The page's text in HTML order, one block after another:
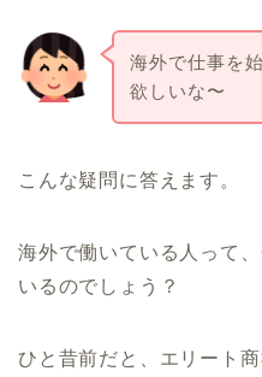
海外で仕事を
欲しいな〜
こんな疑問に答えます。
海外で働いている人って
いるのでしょう？
ひと昔前だと、エリート